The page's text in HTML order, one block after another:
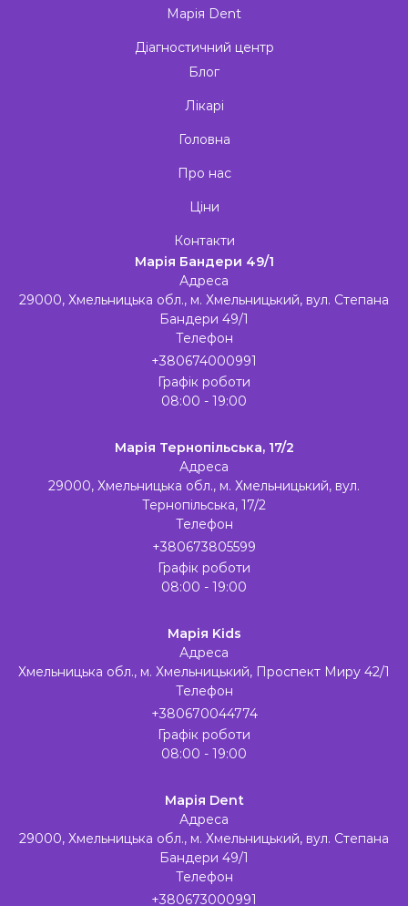
Марія Dent
Діагностичний центр
Блог
Лікарі
Головна
Про нас
Ціни
Контакти
Марія Бандери 49/1
Адреса
29000, Хмельницька обл., м. Хмельницький, вул. Степана
Бандери 49/1
Телефон
+380674000991
Графік роботи
08:00 - 19:00
Марія Тернопільська, 17/2
Адреса
29000, Хмельницька обл., м. Хмельницький, вул.
Тернопільська, 17/2
Телефон
+380673805599
Графік роботи
08:00 - 19:00
Марія Kids
Адреса
Хмельницька обл., м. Хмельницький, Проспект Миру 42/1
Телефон
+380670044774
Графік роботи
08:00 - 19:00
Марія Dent
Адреса
29000, Хмельницька обл., м. Хмельницький, вул. Степана
Бандери 49/1
Телефон
+380673000991